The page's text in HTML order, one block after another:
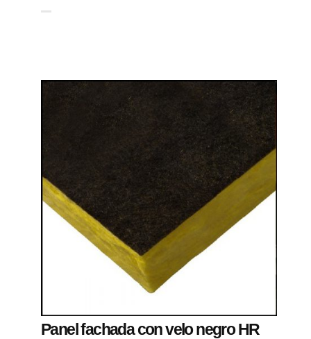
Panel fachada con velo negro HR